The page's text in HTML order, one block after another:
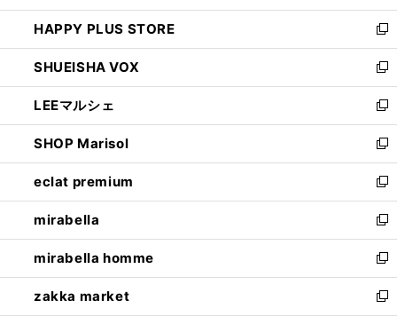
ン
ド
ウ
で
開
く
ウ
ィ
ン
ド
ウ
で
開
く
し
い
ウ
ィ
ン
ド
ウ
で
開
く
HAPPY PLUS STORE
新
し
い
ウ
ィ
ン
ド
ウ
で
開
く
SHUEISHA VOX
新
し
い
ウ
ィ
ン
ド
ウ
で
開
く
LEEマルシェ
新
し
い
ウ
ィ
ン
ド
ウ
で
開
く
SHOP Marisol
新
し
い
ウ
ィ
ン
ド
ウ
で
開
eclat premium
新
し
い
ウ
ィ
ン
ド
ウ
mirabella
新
し
い
ウ
ィ
ン
mirabella homme
新
し
い
ウ
zakka market
新
し